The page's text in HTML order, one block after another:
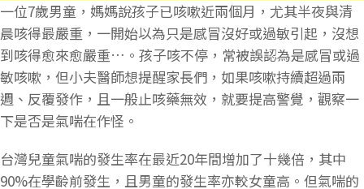
一位7歲男童，媽媽說孩子已咳嗽近兩個月，尤其半夜與清
晨咳得最嚴重，一開始以為只是感冒沒好或過敏引起，沒想
到咳得愈來愈嚴重…。孩子咳不停，常被誤認為是感冒或過
敏咳嗽，但小夫醫師想提醒家長們，如果咳嗽持續超過兩
週、反覆發作，且一般止咳藥無效，就要提高警覺，觀察一
下是否是氣喘在作怪。
台灣兒童氣喘的發生率在最近20年間增加了十幾倍，其中
90%在學齡前發生，且男童的發生率亦較女童高。但氣喘的